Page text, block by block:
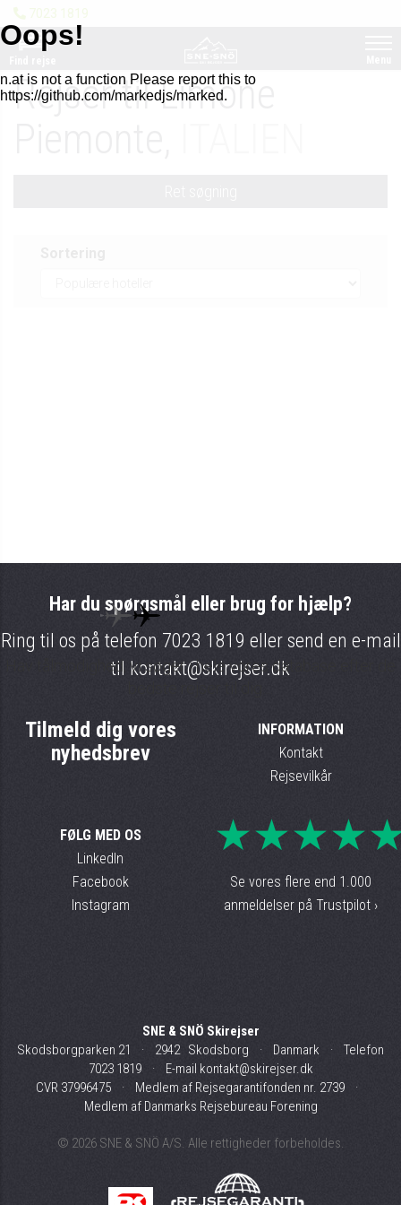
Rejser til Limone
Hav tålmodighed, vi søger i hele vores database efter de
Har du spørgsmål eller brug for hjælp?
Ring til os på telefon 7023 1819 eller send en e-mail
til kontakt@skirejser.dk
Tilmeld dig vores
nyhedsbrev
INFORMATION
Kontakt
Rejsevilkår
FØLG MED OS
LinkedIn
Facebook
Instagram
Se vores flere end 1.000
anmeldelser på Trustpilot ›
SNE & SNÖ Skirejser
Skodsborgparken 21 · 2942 Skodsborg · Danmark · Telefon
7023 1819· E-mail kontakt@skirejser.dk
CVR 37996475 · Medlem af Rejsegarantifonden nr. 2739·
Medlem af Danmarks Rejsebureau Forening
© 2026 SNE & SNÖ A/S. Alle rettigheder forbeholdes.
7023 1819